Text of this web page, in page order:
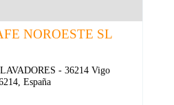
NOROESTE SL
- 36214 Vigo
España